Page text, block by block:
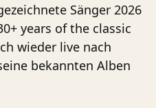
Sänger 2026
years of the classic
wieder live nach
bekannten Alben